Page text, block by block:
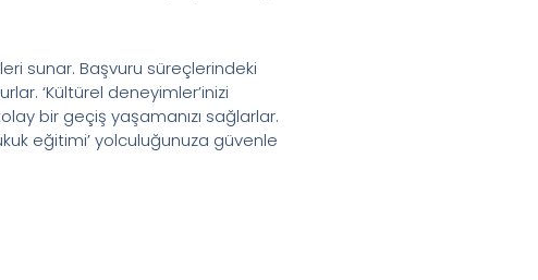
sunar. Başvuru süreçlerindeki
‘Kültürel deneyimler’inizi
bir geçiş yaşamanızı sağlarlar.
eğitimi’ yolculuğunuza güvenle